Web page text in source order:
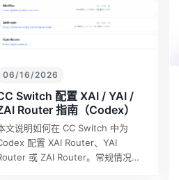
06/16/2026
Switch 配置 XAI / YAI /
Router 指南（Codex）
文说明如何在 CC Switch 中为
配置 XAI Router、YAI
或 ZAI Router。常规情况